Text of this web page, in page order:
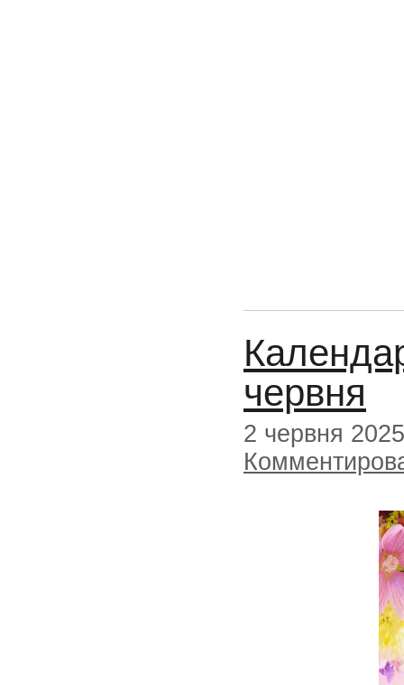
червня
2 червня 2025